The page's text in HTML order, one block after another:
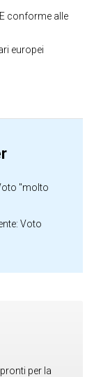
conforme alle
europei
"molto
Voto
per la